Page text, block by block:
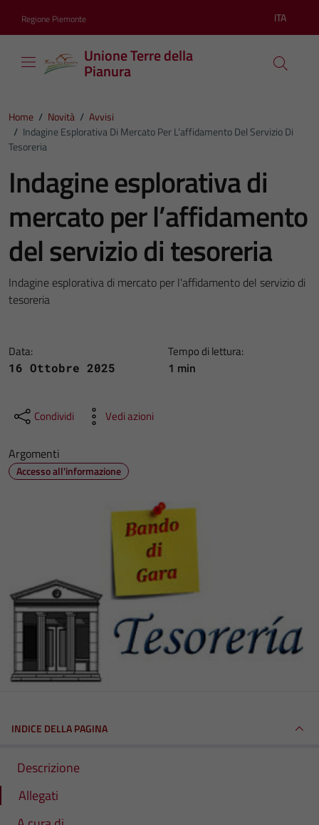
Regione Piemonte Lingua
ITA
Unione Terre della
Pianura
Home / Novità / Avvisi
/ Indagine Esplorativa Di Mercato Per L’affidamento Del Servizio Di
Tesoreria
Indagine esplorativa di
mercato per l’affidamento
del servizio di tesoreria
Indagine esplorativa di mercato per l'affidamento del servizio di
tesoreria
Data:
16 Ottobre 2025
Tempo di lettura:
1 min
Condividi Vedi azioni
Argomenti
Accesso all'informazione
INDICE DELLA PAGINA
Descrizione
Allegati